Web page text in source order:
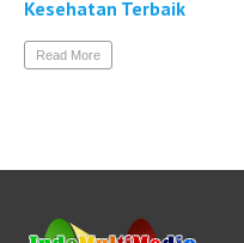
Kesehatan Terbaik
Read More